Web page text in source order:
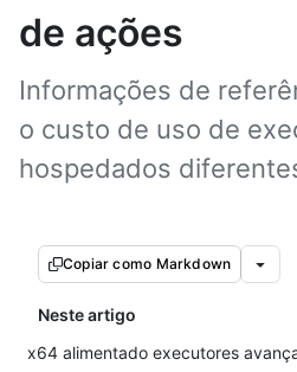
de ações
Informações de
o custo de uso de
hospedados
Copiar como Markdown
Neste artigo
x64 alimentado executores